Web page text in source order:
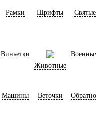
Рамки Шрифты Святые
Виньетки
Животные
Машины Веточки